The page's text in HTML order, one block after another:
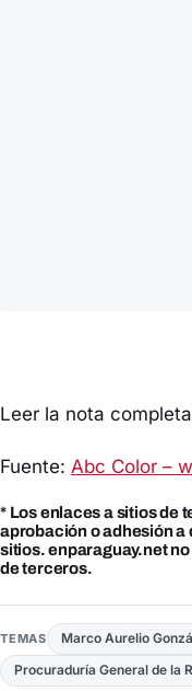
Leer la nota
Fuente: Abc Color –
* Los enlaces a sitios de
aprobación o adhesión a
sitios. enparaguay.net
de terceros.
TEMAS
Marco Aurelio
Procuraduría General de la